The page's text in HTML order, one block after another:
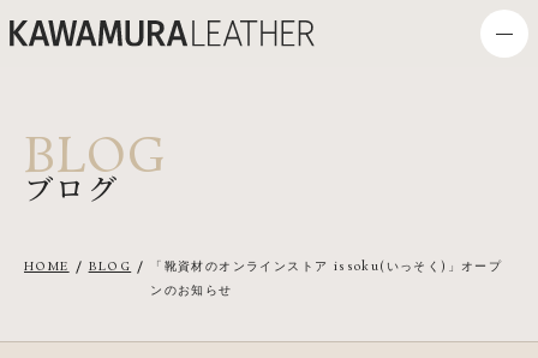
BLOG
ブログ
HOME BLOG
「靴資材のオンラインストア issoku(いっそく)」オープ
ンのお知らせ